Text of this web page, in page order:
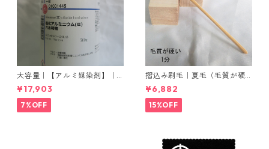
大容量｜【アルミ媒染剤】｜5
00g−5本入り｜塩化アルミニ
ウム
¥17,903
7%OFF
摺込み刷毛｜夏毛（毛質が硬
い）1分｜16本入り＊1セット
¥6,882
15%OFF